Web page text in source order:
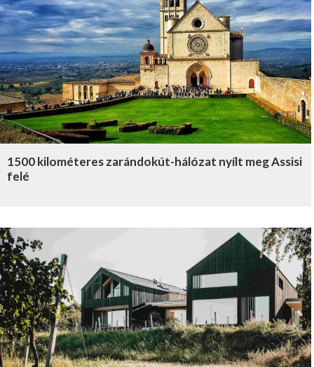
1500 kilométeres zarándokút-hálózat nyílt meg Assisi
felé